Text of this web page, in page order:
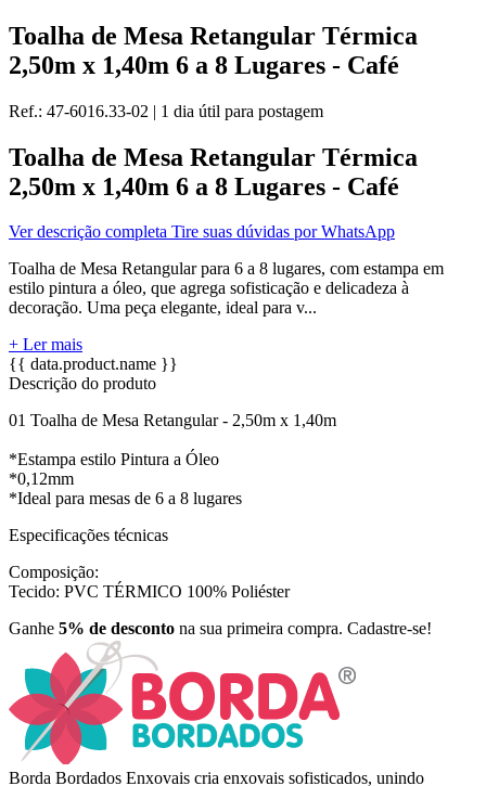
Toalha de Mesa Retangular Térmica
2,50m x 1,40m 6 a 8 Lugares - Café
Ref.: 47-6016.33-02 | 1 dia útil para postagem
Toalha de Mesa Retangular Térmica
2,50m x 1,40m 6 a 8 Lugares - Café
Ver descrição completa Tire suas dúvidas por WhatsApp
Toalha de Mesa Retangular para 6 a 8 lugares, com estampa em
estilo pintura a óleo, que agrega sofisticação e delicadeza à
decoração. Uma peça elegante, ideal para v...
+ Ler mais
{{ data.product.name }}
Descrição do produto
01 Toalha de Mesa Retangular - 2,50m x 1,40m
*Estampa estilo Pintura a Óleo
*0,12mm
*Ideal para mesas de 6 a 8 lugares
Especificações técnicas
Composição:
Tecido: PVC TÉRMICO 100% Poliéster
Ganhe 5% de desconto na sua primeira compra. Cadastre-se!
Borda Bordados Enxovais cria enxovais sofisticados, unindo